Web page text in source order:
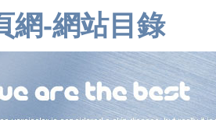
網-網站目錄